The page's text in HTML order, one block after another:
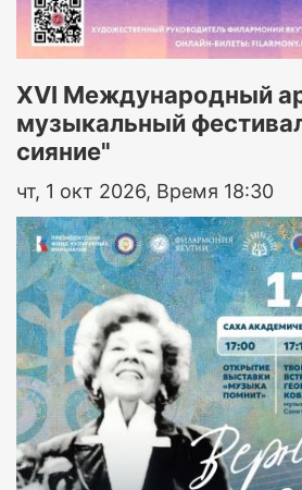
XVI Международный
музыкальный
сияние"
чт, 1 окт 2026, Время 18:30